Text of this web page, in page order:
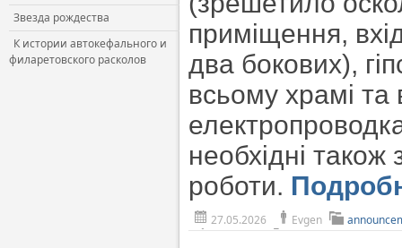
Звезда рождества
К истории автокефального и
филаретовского расколов
приміщення,
два бокових),
всьому храмі та
необхідні також
роботи.
27.05.2026 Evgen